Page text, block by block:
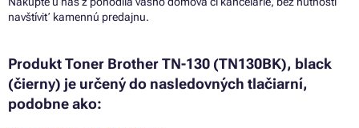
navštíviť kamennú predajnu.
Produkt Toner Brother TN-130 (TN130BK), black
(čierny) je určený do nasledovných tlačiarní,
podobne ako: